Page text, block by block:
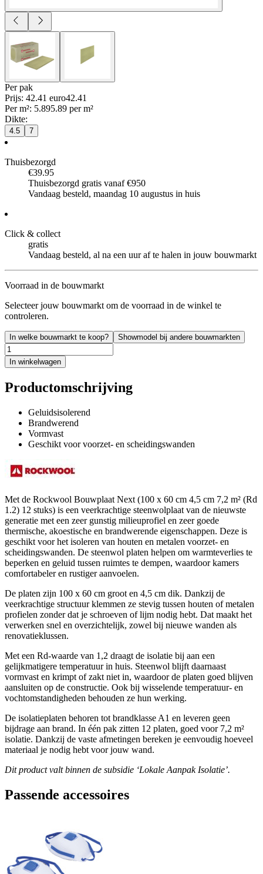
Per pak
Prijs: 42.41 euro42.41
Per m²: 5.895.89 per m²
Dikte:
4.5 7
Thuisbezorgd
€39.95
Thuisbezorgd gratis vanaf €950
Vandaag besteld, maandag 10 augustus in huis
Click & collect
gratis
Vandaag besteld, al na een uur af te halen in jouw bouwmarkt
Voorraad in de bouwmarkt
Selecteer jouw bouwmarkt om de voorraad in de winkel te
controleren.
In welke bouwmarkt te koop? Showmodel bij andere bouwmarkten
In winkelwagen
Productomschrijving
Geluidsisolerend
Brandwerend
Vormvast
Geschikt voor voorzet- en scheidingswanden
Met de Rockwool Bouwplaat Next (100 x 60 cm 4,5 cm 7,2 m² (Rd
1.2) 12 stuks) is een veerkrachtige steenwolplaat van de nieuwste
generatie met een zeer gunstig milieuprofiel en zeer goede
thermische, akoestische en brandwerende eigenschappen. Deze is
geschikt voor het isoleren van houten en metalen voorzet- en
scheidingswanden. De steenwol platen helpen om warmteverlies te
beperken en geluid tussen ruimtes te dempen, waardoor kamers
comfortabeler en rustiger aanvoelen.
De platen zijn 100 x 60 cm groot en 4,5 cm dik. Dankzij de
veerkrachtige structuur klemmen ze stevig tussen houten of metalen
profielen zonder dat je schroeven of lijm nodig hebt. Dat maakt het
verwerken snel en overzichtelijk, zowel bij nieuwe wanden als
renovatieklussen.
Met een Rd-waarde van 1,2 draagt de isolatie bij aan een
gelijkmatigere temperatuur in huis. Steenwol blijft daarnaast
vormvast en krimpt of zakt niet in, waardoor de platen goed blijven
aansluiten op de constructie. Ook bij wisselende temperatuur- en
vochtomstandigheden behouden ze hun werking.
De isolatieplaten behoren tot brandklasse A1 en leveren geen
bijdrage aan brand. In één pak zitten 12 platen, goed voor 7,2 m²
isolatie. Dankzij de vaste afmetingen bereken je eenvoudig hoeveel
materiaal je nodig hebt voor jouw wand.
Dit product valt binnen de subsidie ‘Lokale Aanpak Isolatie’.
Passende accessoires